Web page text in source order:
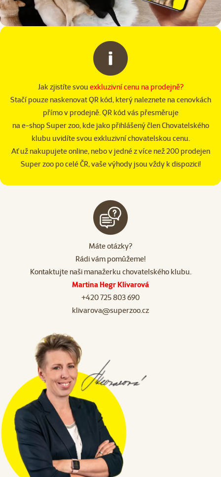
Jak zjistíte svou exkluzivní cenu na prodejně?
Stačí pouze naskenovat QR kód, který naleznete na cenovkách
přímo v prodejně. QR kód vás přesměruje
na e-shop Super zoo, kde jako přihlášený člen Chovatelského
klubu uvidíte svou exkluzivní chovatelskou cenu.
Ať už nakupujete online, nebo v jedné z více než 200 prodejen
Super zoo po celé ČR, vaše výhody jsou vždy k dispozici!
Máte otázky?
Rádi vám pomůžeme!
Kontaktujte naši manažerku chovatelského klubu.
Martina Hegr Klivarová
+420 725 803 690
klivarova@superzoo.cz